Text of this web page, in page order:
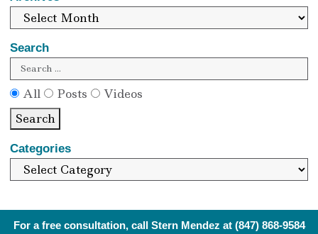
Search
All Posts
Videos
Search
Categories
For a free consultation, call Stern Mendez at(847) 868-9584